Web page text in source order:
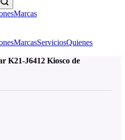
Marcas
MarcasServiciosQuienes
K21-J6412 Kiosco de